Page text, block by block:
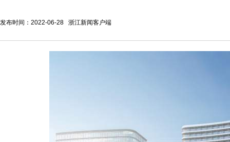
发布时间：2022-06-28 浙江新闻客户端